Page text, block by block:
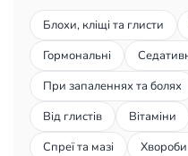
Блохи, кліщі та глисти
Гормональні
При запаленнях та болях
Від глистів
Вітаміни
Спреї та мазі